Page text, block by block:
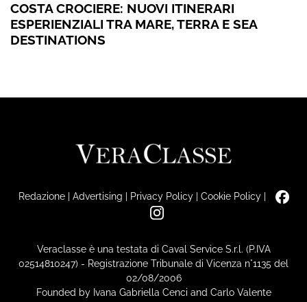
COSTA CROCIERE: NUOVI ITINERARI
ESPERIENZIALI TRA MARE, TERRA E SEA
DESTINATIONS
Redazione| Advertising | Privacy Policy| Cookie Policy|
Veraclasse è una testata di Caval Service S.r.l. (P.IVA
02514810247) - Registrazione Tribunale di Vicenza n°1135 del
02/08/2006
Founded by Ivana Gabriella Cenci and Carlo Valente